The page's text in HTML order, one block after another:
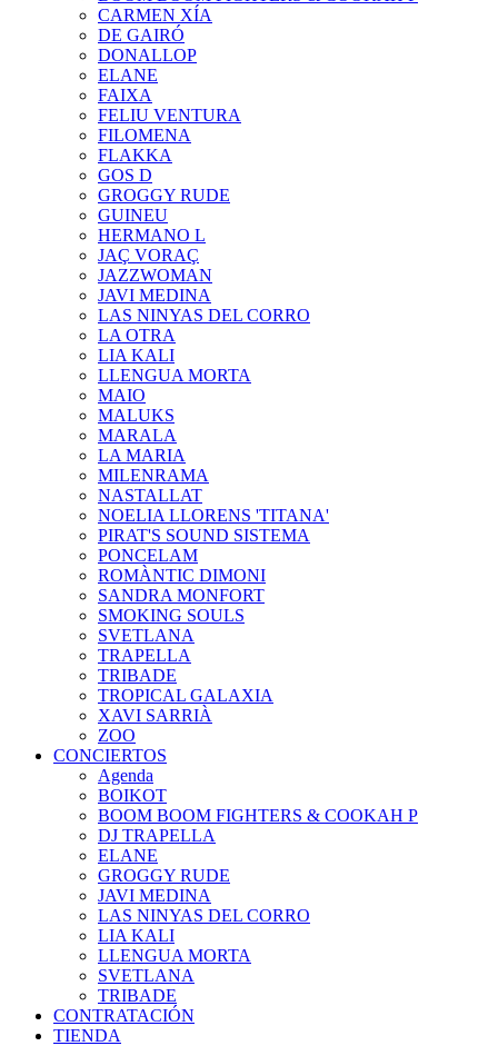
CARMEN XÍA
DE GAIRÓ
DONALLOP
ELANE
FAIXA
FELIU VENTURA
FILOMENA
FLAKKA
GOS D
GROGGY RUDE
GUINEU
HERMANO L
JAÇ VORAÇ
JAZZWOMAN
JAVI MEDINA
LAS NINYAS DEL CORRO
LA OTRA
LIA KALI
LLENGUA MORTA
MAIO
MALUKS
MARALA
LA MARIA
MILENRAMA
NASTALLAT
NOELIA LLORENS 'TITANA'
PIRAT'S SOUND SISTEMA
PONCELAM
ROMÀNTIC DIMONI
SANDRA MONFORT
SMOKING SOULS
SVETLANA
TRAPELLA
TRIBADE
TROPICAL GALAXIA
XAVI SARRIÀ
ZOO
CONCIERTOS
Agenda
BOIKOT
BOOM BOOM FIGHTERS & COOKAH P
DJ TRAPELLA
ELANE
GROGGY RUDE
JAVI MEDINA
LAS NINYAS DEL CORRO
LIA KALI
LLENGUA MORTA
SVETLANA
TRIBADE
CONTRATACIÓN
TIENDA